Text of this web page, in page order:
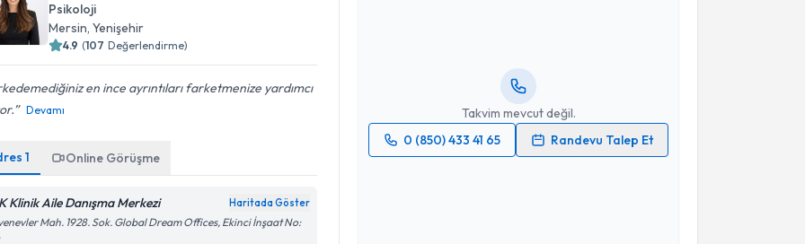
Psikoloji
Mersin, Yenişehir
4.9 (107 Değerlendirme)
en ince ayrıntıları farketmenize yardımcı
Devamı
1 Online Görüşme
Klinik Aile Danışma Merkezi Haritada Göster
Mah. 1928. Sok. Global Dream Offices, Ekinci İnşaat No:
Takvim mevcut değil.
0 (850) 433 41 65
Randevu Talep Et